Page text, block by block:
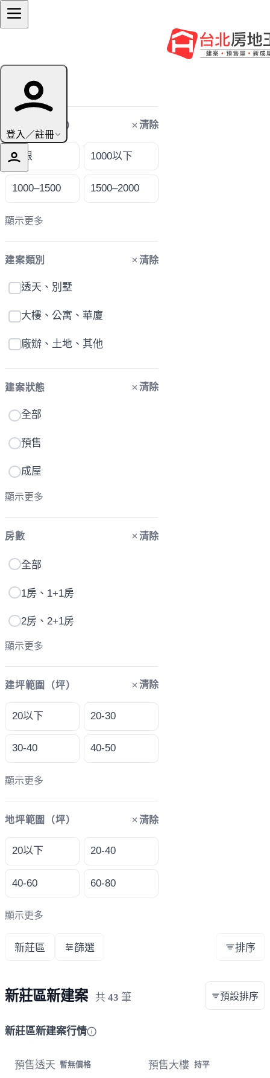
登入／註冊
篩選條件
購屋預算（萬） 清除
不限 1000以下
1000–1500 1500–2000
顯示更多
建案類別 清除
透天、別墅
大樓、公寓、華廈
廠辦、土地、其他
建案狀態 清除
全部
預售
成屋
顯示更多
房數 清除
全部
1房、1+1房
2房、2+1房
顯示更多
建坪範圍（坪） 清除
20以下 20-30
30-40 40-50
顯示更多
地坪範圍（坪） 清除
20以下 20-40
40-60 60-80
顯示更多
新莊區 篩選 排序
新莊區新建案 共 43 筆 預設排序
新莊區新建案行情
預售透天 暫無價格 預售大樓 持平